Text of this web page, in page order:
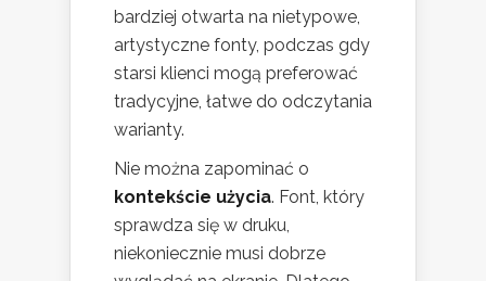
bardziej otwarta na nietypowe,
artystyczne fonty, podczas gdy
starsi klienci mogą preferować
tradycyjne, łatwe do odczytania
warianty.
Nie można zapominać o
kontekście użycia. Font, który
sprawdza się w druku,
niekoniecznie musi dobrze